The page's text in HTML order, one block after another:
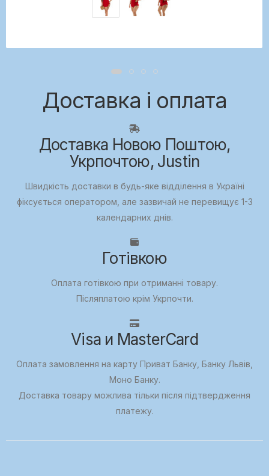
Доставка і оплата
Доставка Новою Поштою,
Укрпочтою, Justin
Швидкість доставки в будь-яке відділення в Україні
фіксується оператором, але зазвичай не перевищує 1-3
календарних днів.
Готівкою
Оплата готівкою при отриманні товару.
Післяплатою крім Укрпочти.
Visa и MasterCard
Оплата замовлення на карту Приват Банку, Банку Львів,
Моно Банку.
Доставка товару можлива тільки після підтвердження
платежу.